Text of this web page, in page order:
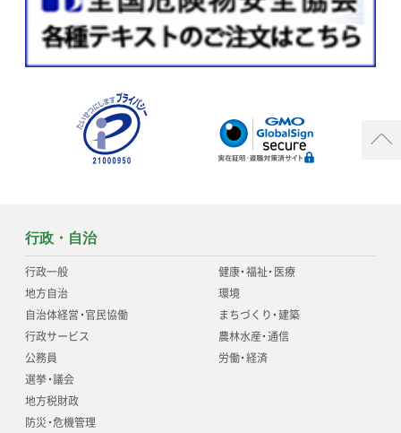
行政・自治
行政一般
地方自治
自治体経営・官民協働
行政サービス
公務員
選挙・議会
地方税財政
防災・危機管理
健康・福祉・医療
環境
まちづくり・建築
農林水産・通信
労働・経済